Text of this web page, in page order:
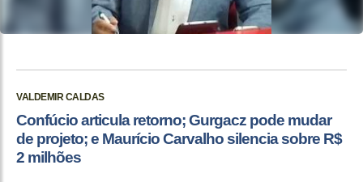
VALDEMIR CALDAS
Confúcio articula retorno; Gurgacz pode mudar
de projeto; e Maurício Carvalho silencia sobre R$
2 milhões